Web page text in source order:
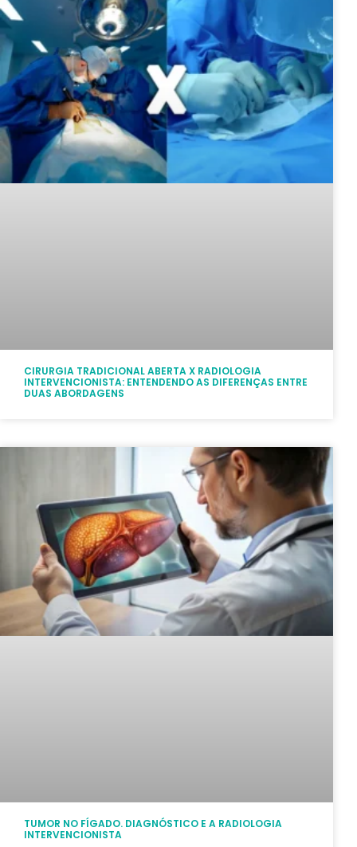
CIRURGIA TRADICIONAL ABERTA X RADIOLOGIA
INTERVENCIONISTA: ENTENDENDO AS DIFERENÇAS ENTRE
DUAS ABORDAGENS
TUMOR NO FÍGADO. DIAGNÓSTICO E A RADIOLOGIA
INTERVENCIONISTA